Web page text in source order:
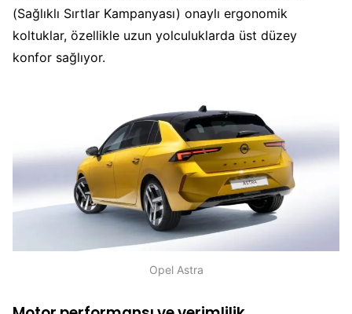
(Sağlıklı Sırtlar Kampanyası) onaylı ergonomik
koltuklar, özellikle uzun yolculuklarda üst düzey
konfor sağlıyor.
Opel Astra